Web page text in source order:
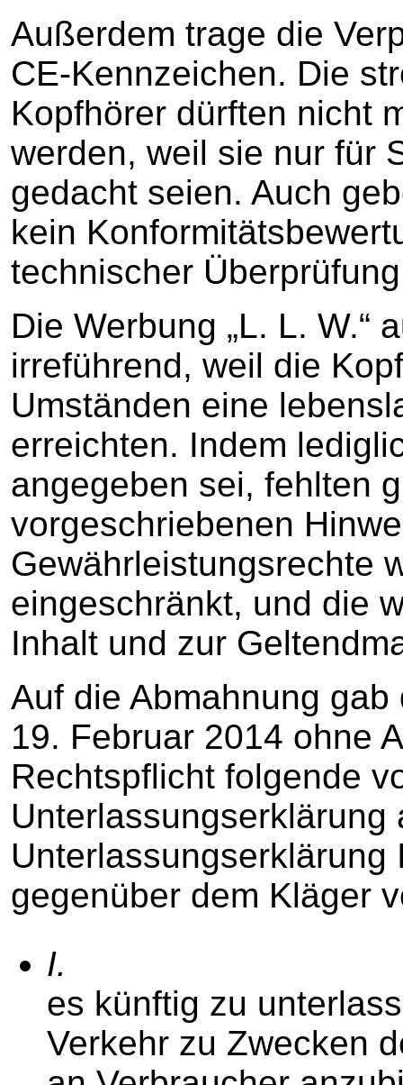
Außerdem trage die
CE-Kennzeichen. Die
Kopfhörer dürften nicht
werden, weil sie nur für
gedacht seien. Auch
kein
technischer
Die Werbung „L. L. W.“
irreführend, weil die
Umständen eine
erreichten. Indem
angegeben sei, fehlten
vorgeschriebenen
Gewährleistungsrechte
eingeschränkt, und die
Inhalt und zur
Auf die Abmahnung
19. Februar 2014 ohne
Rechtspflicht folgende
Unterlassungserklärung
gegenüber dem Kläger
I.
es künftig zu
Verkehr zu Zwecken